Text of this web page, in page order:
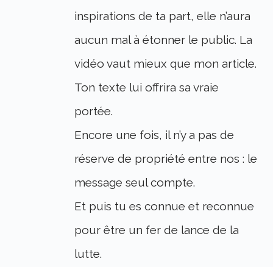
inspirations de ta part, elle n’aura
aucun mal à étonner le public. La
vidéo vaut mieux que mon article.
Ton texte lui offrira sa vraie
portée.
Encore une fois, il n’y a pas de
réserve de propriété entre nos : le
message seul compte.
Et puis tu es connue et reconnue
pour être un fer de lance de la
lutte.